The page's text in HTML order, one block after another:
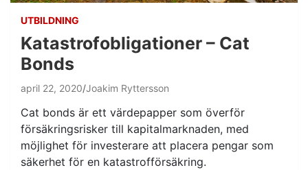
UTBILDNING
Katastrofobligationer – Cat
Bonds
april 22, 2020 Joakim Ryttersson
Cat bonds är ett värdepapper som överför
försäkringsrisker till kapitalmarknaden, med
möjlighet för investerare att placera pengar som
säkerhet för en katastrofförsäkring.